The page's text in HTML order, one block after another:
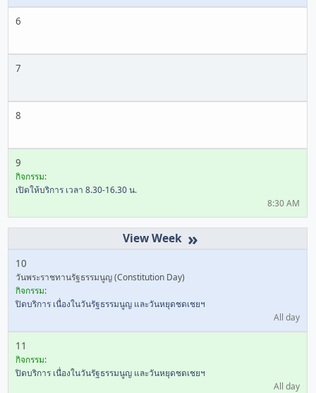
6
7
8
9
กิจกรรม:
เปิดให้บริการ เวลา 8.30-16.30 น.
8:30 AM
»
10
วันพระราชทานรัฐธรรมนูญ (Constitution Day)
กิจกรรม:
ปิดบริการ เนื่องในวันรัฐธรรมนูญ และวันหยุดชดเชยฯ
All day
11
กิจกรรม:
ปิดบริการ เนื่องในวันรัฐธรรมนูญ และวันหยุดชดเชยฯ
All day